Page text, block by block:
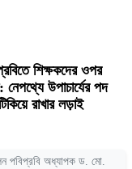
শিক্ষকদের ওপর
নেপথ্যে উপাচার্যের পদ
রাখার লড়াই
পবিপ্রবি অধ্যাপক ড. মো.